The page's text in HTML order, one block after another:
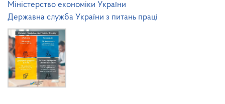
Міністерство економіки України
Державна служба України з питань праці